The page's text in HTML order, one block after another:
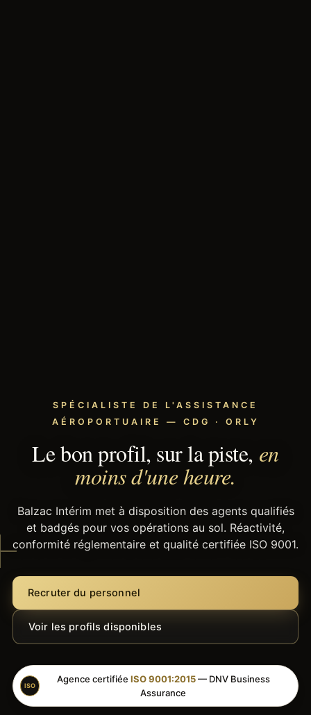
SPÉCIALISTE DE L'ASSISTANCE
AÉROPORTUAIRE — CDG · ORLY
Le bon profil, sur la piste, en
moins d'une heure.
Balzac Intérim met à disposition des agents qualifiés
et badgés pour vos opérations au sol. Réactivité,
conformité réglementaire et qualité certifiée ISO 9001.
Recruter du personnel
Voir les profils disponibles
ISO
Agence certifiée ISO 9001:2015— DNV Business
Assurance